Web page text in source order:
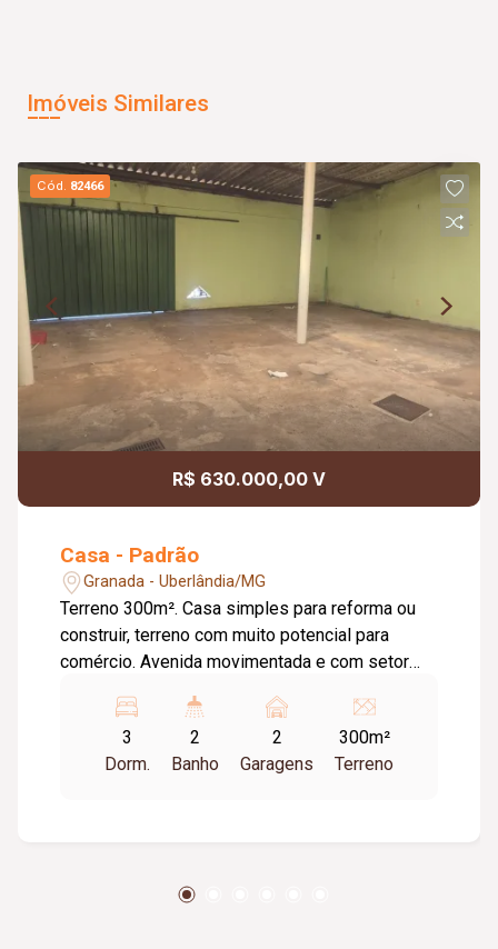
Imóveis Similares
Cód. 82466
R$ 630.000,00 V
Casa - Padrão
Granada - Uberlândia/MG
Terreno 300m². Casa simples para reforma ou
construir, terreno com muito potencial para
comércio. Avenida movimentada e com setor
Bairro Granada. 03 quartos, 01 sala, 01 Cozinha,
01 Banheiro social, 01 Banheiro externo, 01
Varanda, 01 Garagem coberta para 4 carros.
3
Dorm.
2
Banho
2
Garagens
300m²
Terreno